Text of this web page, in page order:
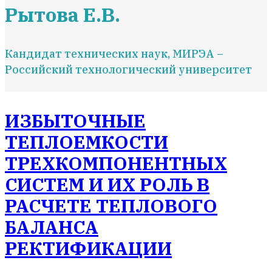
Рытова Е.В.
Кандидат технических наук, МИРЭА –
Российский технологический университет
ИЗБЫТОЧНЫЕ
ТЕПЛОЕМКОСТИ
ТРЕХКОМПОНЕНТНЫХ
СИСТЕМ И ИХ РОЛЬ В
РАСЧЕТЕ ТЕПЛОВОГО
БАЛАНСА
РЕКТИФИКАЦИИ